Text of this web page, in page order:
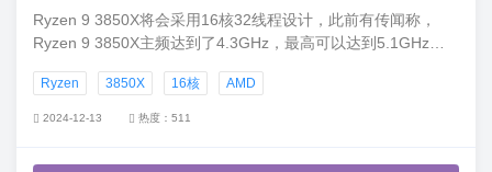
Ryzen 9 3850X将会采用16核32线程设计，此前有传闻称，
Ryzen 9 3850X主频达到了4.3GHz，最高可以达到5.1GHz，
Ryzen 3850X 16核 AMD
2024-12-13 热度：511